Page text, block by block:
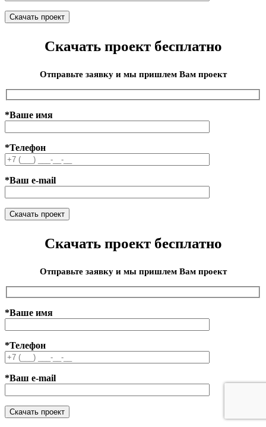
Скачать проект бесплатно
Отправьте заявку и мы пришлем Вам проект
*Ваше имя
*Телефон
*Ваш e-mail
Скачать проект бесплатно
Отправьте заявку и мы пришлем Вам проект
*Ваше имя
*Телефон
*Ваш e-mail